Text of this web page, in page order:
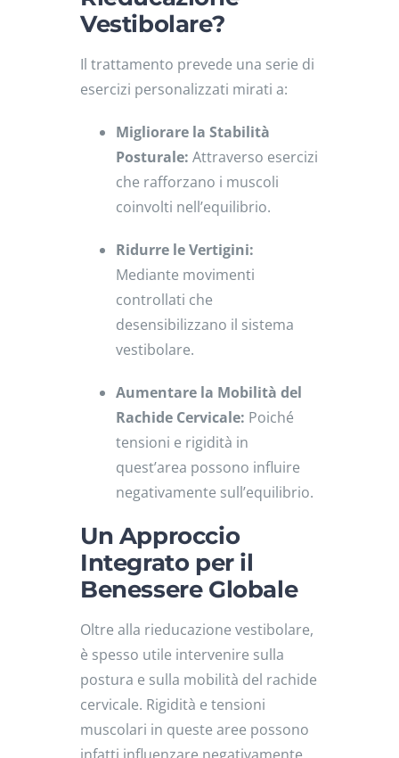
Vestibolare?
Il trattamento prevede una serie di
esercizi personalizzati mirati a:
Migliorare la Stabilità
Posturale: Attraverso esercizi
che rafforzano i muscoli
coinvolti nell’equilibrio.
Ridurre le Vertigini:
Mediante movimenti
controllati che
desensibilizzano il sistema
vestibolare.
Aumentare la Mobilità del
Rachide Cervicale: Poiché
tensioni e rigidità in
quest’area possono influire
negativamente sull’equilibrio.
Un Approccio
Integrato per il
Benessere Globale
Oltre alla rieducazione vestibolare,
è spesso utile intervenire sulla
postura e sulla mobilità del rachide
cervicale. Rigidità e tensioni
muscolari in queste aree possono